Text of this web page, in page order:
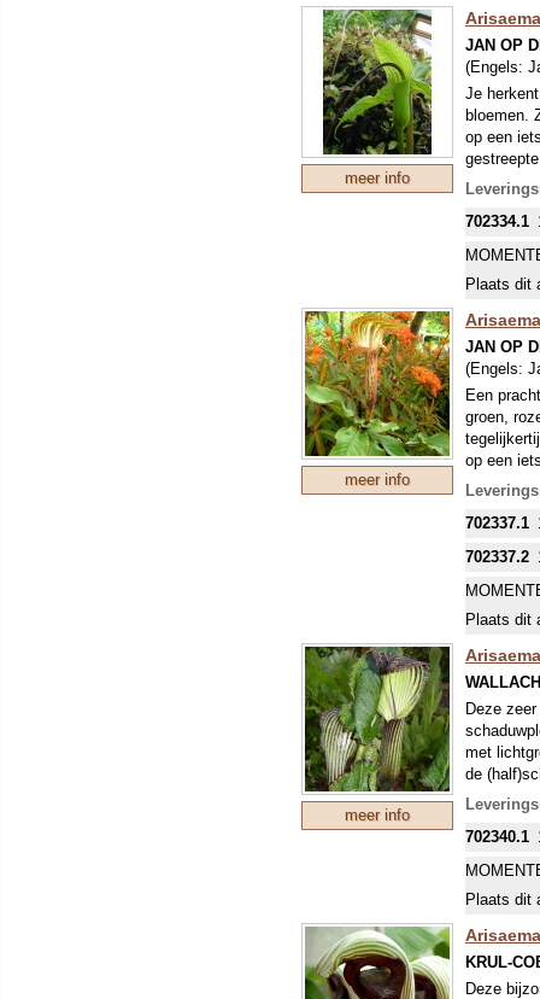
meer info
JAN OP
(Engels:
Je
bloemen.
op een
702334.1
Plaats dit
meer info
JAN OP
(Engels:
Een
groen,
op een
702337.1
702337.2
Plaats dit
meer info
Deze
met
de
702340.1
Plaats dit
KRUL-
Deze